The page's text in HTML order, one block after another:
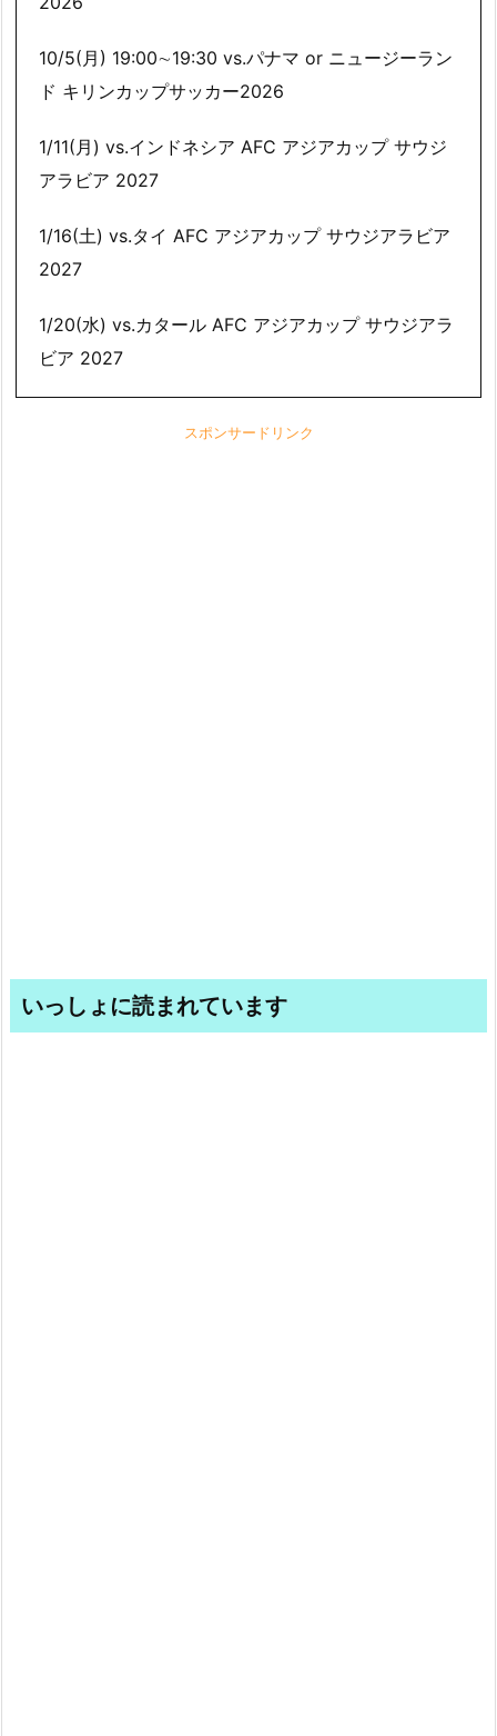
10/5(月) 19:00∼19:30 vs.パナマ or ニュージーラン
ド キリンカップサッカー2026
1/11(月) vs.インドネシア AFC アジアカップ サウジ
アラビア 2027
1/16(土) vs.タイ AFC アジアカップ サウジアラビア
2027
1/20(水) vs.カタール AFC アジアカップ サウジアラ
ビア 2027
スポンサードリンク
いっしょに読まれています